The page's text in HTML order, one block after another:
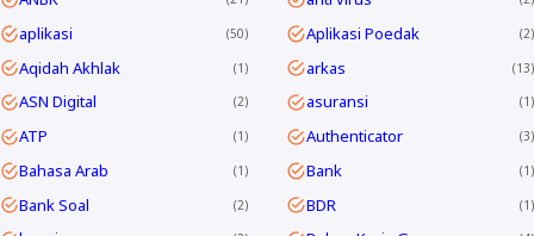
aplikasi 50 Aplikasi Poedak 2
Aqidah Akhlak 1 arkas 13
ASN Digital 2 asuransi 1
ATP 1 Authenticator 3
Bahasa Arab 1 Bank 1
Bank Soal 2 BDR 1